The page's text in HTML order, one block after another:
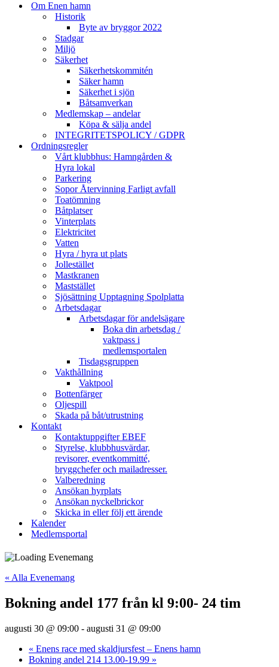
Om Enen hamn
Historik
Byte av bryggor 2022
Stadgar
Miljö
Säkerhet
Säkerhetskommitén
Säker hamn
Säkerhet i sjön
Båtsamverkan
Medlemskap – andelar
Köpa & sälja andel
INTEGRITETSPOLICY / GDPR
Ordningsregler
Vårt klubbhus: Hamngården &
Hyra lokal
Parkering
Sopor Återvinning Farligt avfall
Toatömning
Båtplatser
Vinterplats
Elektricitet
Vatten
Hyra / hyra ut plats
Jollestället
Mastkranen
Maststället
Sjösättning Upptagning Spolplatta
Arbetsdagar
Arbetsdagar för andelsägare
Boka din arbetsdag /
vaktpass i
medlemsportalen
Tisdagsgruppen
Vakthållning
Vaktpool
Bottenfärger
Oljespill
Skada på båt/utrustning
Kontakt
Kontaktuppgifter EBEF
Styrelse, klubbhusvärdar,
revisorer, eventkommitté,
bryggchefer och mailadresser.
Valberedning
Ansökan hyrplats
Ansökan nyckelbrickor
Skicka in eller följ ett ärende
Kalender
Medlemsportal
« Alla Evenemang
Bokning andel 177 från kl 9:00- 24 tim
augusti 30 @ 09:00 - augusti 31 @ 09:00
« Enens race med skaldjursfest – Enens hamn
Bokning andel 214 13.00-19.99 »